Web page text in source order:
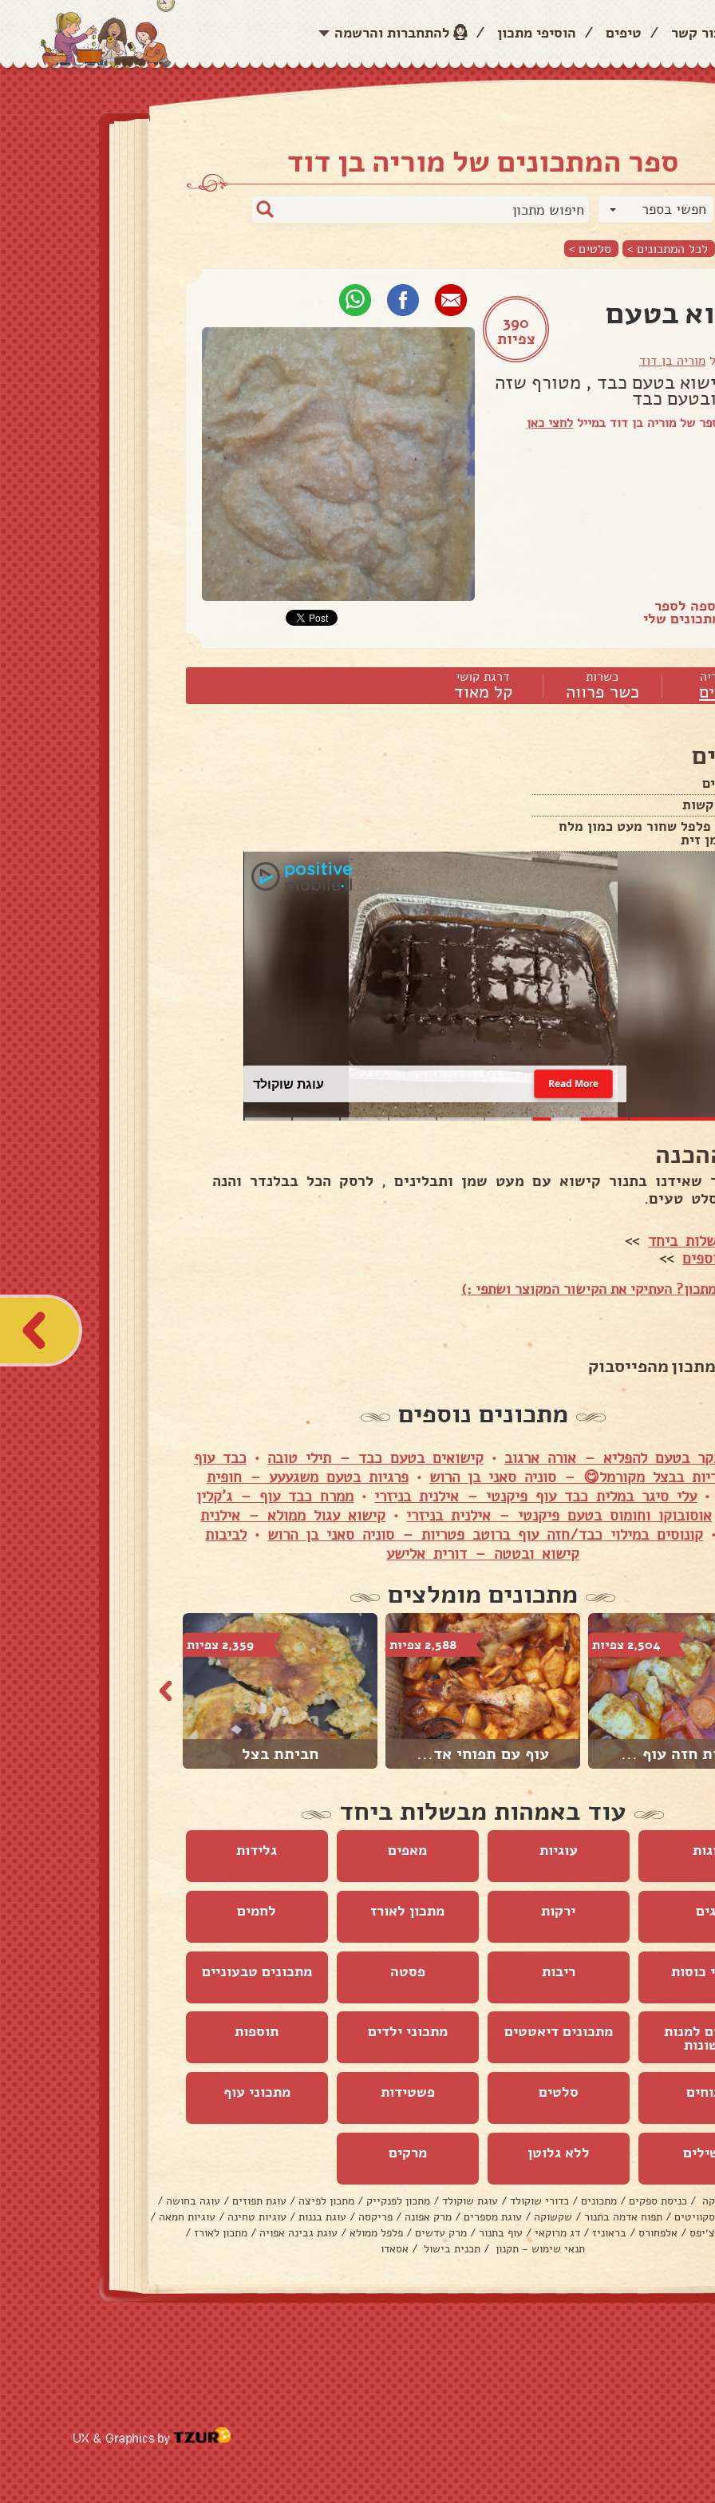
קשר / טיפים / הוסיפי מתכון / להתחברות והרשמה
ספר המתכונים של מוריה בן דוד
חפשי בספר
לכל המתכונים > סלטים >
390
צפיות
בטעם
מוריה בן דוד
בטעם כבד , מטורף שזה
כבד
של מוריה בן דוד במייל לחצי כאן
לספר
שלי
כשרות
כשר פרווה
דרגת קושי
קל מאוד
פלפל שחור מעט כמון מלח
זית
עוגת שוקולד Read More
שאידנו בתנור קישוא עם מעט שמן ותבלינים , לרסק הכל בבלנדר והנה
טעים.
ביחד >>
>>
העתיקי את הקישור המקוצר ושתפי :)
מהפייסבוק
מתכונים נוספים
בטעם להפליא – אורה ארגוב •קישואים בטעם כבד – תילי טובה • כבד עוף
בבצל מקורמל😋 – סוניה סאני בן הרוש •פרגיות בטעם משגעעע – חופית
•עלי סיגר במלית כבד עוף פיקנטי – אילנית בניזרי • ממרח כבד עוף – ג'קלין
אוסובוקו וחומוס בטעם פיקנטי – אילנית בניזרי • קישוא עגול ממולא – אילנית
• קונוסים במילוי כבד/חזה עוף ברוטב פטריות – סוניה סאני בן הרוש • לביבות
קישוא ובטטה – דורית אלישע
מתכונים מומלצים
2,504 צפיות
חזה עוף ...
2,588 צפיות
עוף עם תפוחי אד...
2,359 צפיות
חביתת בצל
עוד באמהות מבשלות ביחד
עוגיות מאפים גלידות
ירקות מתכון לאורז לחמים
כוסות ריבות פסטה מתכונים טבעוניים
למנות מתכונים דיאטטים מתכוני ילדים תוספות
סלטים פשטידות מתכוני עוף
ללא גלוטן מרקים
/ כניסת ספקים / מתכונים / כדורי שוקולד / עוגת שוקולד / מתכון לפנקייק / מתכון לפיצה / עוגת תפוזים / עוגה בחושה /
/ תפוח אדמה בתנור / שקשוקה / עוגת מספרים / מרק אפונה / פריקסה / עוגת בננות / עוגיות טחינה / עוגיות חמאה /
/ אלפחורס / בראוניז / דג מרוקאי / עוף בתנור / מרק עדשים / פלפל ממולא / עוגת גבינה אפויה / מתכון לאורז /
תנאי שימוש - תקנון / תכנית בישול / אסאדו